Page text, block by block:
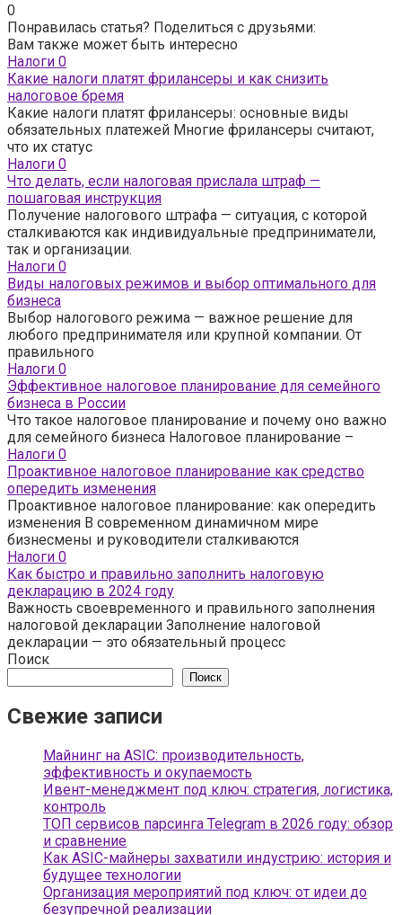
0
Понравилась статья? Поделиться с друзьями:
Вам также может быть интересно
Налоги 0
Какие налоги платят фрилансеры и как снизить
налоговое бремя
Какие налоги платят фрилансеры: основные виды
обязательных платежей Многие фрилансеры считают,
что их статус
Налоги 0
Что делать, если налоговая прислала штраф —
пошаговая инструкция
Получение налогового штрафа — ситуация, с которой
сталкиваются как индивидуальные предприниматели,
так и организации.
Налоги 0
Виды налоговых режимов и выбор оптимального для
бизнеса
Выбор налогового режима — важное решение для
любого предпринимателя или крупной компании. От
правильного
Налоги 0
Эффективное налоговое планирование для семейного
бизнеса в России
Что такое налоговое планирование и почему оно важно
для семейного бизнеса Налоговое планирование –
Налоги 0
Проактивное налоговое планирование как средство
опередить изменения
Проактивное налоговое планирование: как опередить
изменения В современном динамичном мире
бизнесмены и руководители сталкиваются
Налоги 0
Как быстро и правильно заполнить налоговую
декларацию в 2024 году
Важность своевременного и правильного заполнения
налоговой декларации Заполнение налоговой
декларации — это обязательный процесс
Поиск
Поиск
Свежие записи
Майнинг на ASIC: производительность,
эффективность и окупаемость
Ивент-менеджмент под ключ: стратегия, логистика,
контроль
ТОП сервисов парсинга Telegram в 2026 году: обзор
и сравнение
Как ASIC-майнеры захватили индустрию: история и
будущее технологии
Организация мероприятий под ключ: от идеи до
безупречной реализации